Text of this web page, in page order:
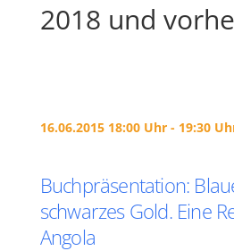
2018 und
16.06.2015 18:00 Uhr - 19:30
Buchpräsentation:
schwarzes Gold. Eine
Angola